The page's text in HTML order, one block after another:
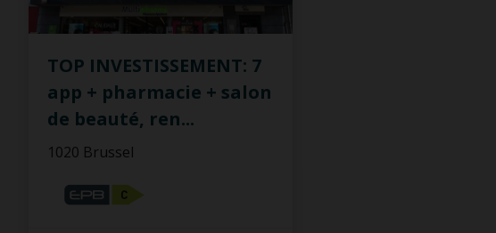
TOP INVESTISSEMENT: 7
app + pharmacie + salon
de beauté, ren...
1020 Brussel